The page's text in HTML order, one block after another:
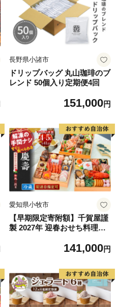
長野県小諸市
ドリップバッグ 丸山珈琲のブ
レンド 50個入り定期便4回
151,000円
愛知県小牧市
【早期限定寄附額】千賀屋謹
製 2027年 迎春おせち料理
前 全41品 冷蔵おせち おせち
おせち 人気 新春
141,000円